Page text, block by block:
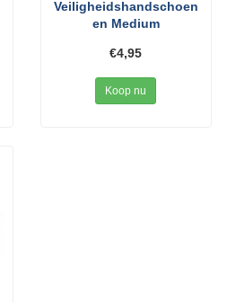
Veiligheidshandschoen
en Medium
€4,95
Koop nu